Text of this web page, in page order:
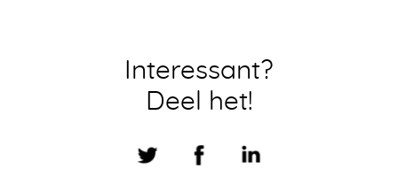
Interessant?
Deel het!